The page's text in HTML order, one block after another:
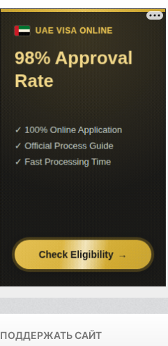
ПОДДЕРЖАТЬ САЙТ